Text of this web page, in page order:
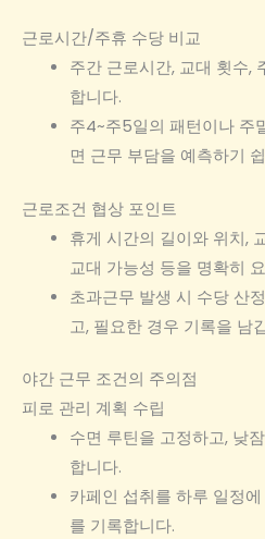
근로시간/주휴 수당 비교
주간 근로시간, 교대 횟수,
합니다.
주4~주5일의 패턴이나 주
면 근무 부담을 예측하기
근로조건 협상 포인트
휴게 시간의 길이와 위치,
교대 가능성 등을 명확히
초과근무 발생 시 수당 산
고, 필요한 경우 기록을 남
야간 근무 조건의 주의점
피로 관리 계획 수립
수면 루틴을 고정하고, 낮
합니다.
카페인 섭취를 하루 일정
를 기록합니다.